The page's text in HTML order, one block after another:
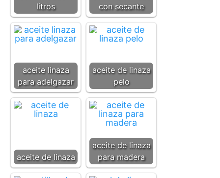
litros
con secante
aceite linaza
para adelgazar
aceite de linaza
pelo
aceite de linaza
aceite de linaza
para madera